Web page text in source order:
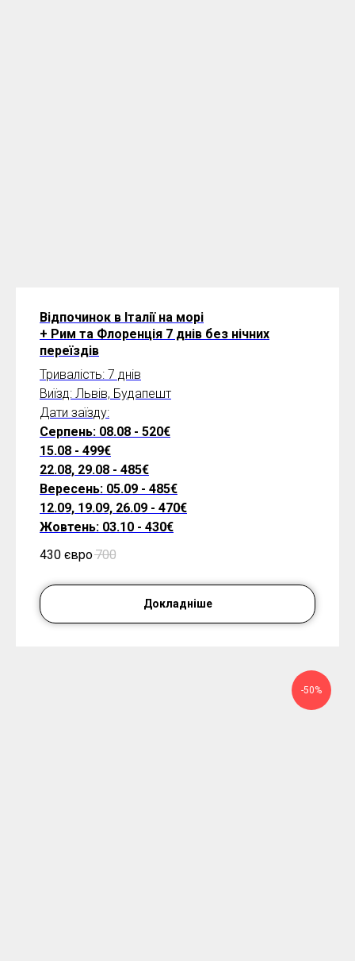
Відпочинок в Італії на морі
+ Рим та Флоренція 7 днів без нічних
переїздів
Тривалість: 7 днів
Виїзд: Львів, Будапешт
Дати заїзду:
Серпень: 08.08 - 520€
15.08 - 499€
22.08, 29.08 - 485€
Вересень: 05.09 - 485€
12.09, 19.09, 26.09 - 470€
Жовтень: 03.10 - 430€
430 євро700
Докладніше
-50%